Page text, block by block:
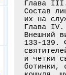
Глава III.
Состав
их на
Глава IV.
Внешний
133-139.
и четки
ботинки,